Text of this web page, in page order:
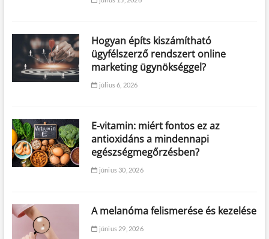
Hogyan építs kiszámítható
ügyfélszerző rendszert online
marketing ügynökséggel?
július 6, 2026
E-vitamin: miért fontos ez az
antioxidáns a mindennapi
egészségmegőrzésben?
június 30, 2026
A melanóma felismerése és kezelése
június 29, 2026